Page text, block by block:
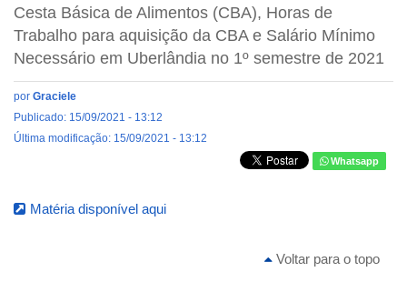
Cesta Básica de Alimentos (CBA), Horas de
Trabalho para aquisição da CBA e Salário Mínimo
Necessário em Uberlândia no 1º semestre de 2021
por Graciele
Publicado: 15/09/2021 - 13:12
Última modificação: 15/09/2021 - 13:12
Whatsapp
Matéria disponível aqui
Voltar para o topo